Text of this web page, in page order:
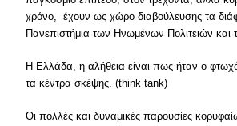
χρόνο, έχουν ως χώρο διαβούλευσης τα
Πανεπιστήμια των Ηνωμένων Πολιτειών και
Η Ελλάδα, η αλήθεια είναι πως ήταν ο
τα κέντρα σκέψης. (think tank)
Οι πολλές και δυναμικές παρουσίες